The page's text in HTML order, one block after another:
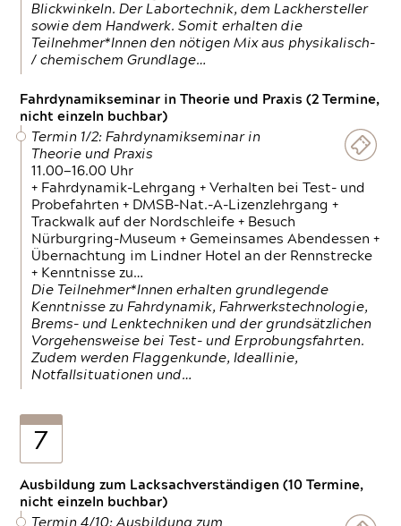
Blickwinkeln. Der Labortechnik, dem Lackhersteller
sowie dem Handwerk. Somit erhalten die
Teilnehmer*Innen den nötigen Mix aus physikalisch-
/ chemischem Grundlage…
Fahrdynamikseminar in Theorie und Praxis (2 Termine,
nicht einzeln buchbar)
Termin 1/2: Fahrdynamikseminar in
Theorie und Praxis
11.00—16.00 Uhr
+ Fahrdynamik-Lehrgang + Verhalten bei Test- und
Probefahrten + DMSB-Nat.-A-Lizenzlehrgang +
Trackwalk auf der Nordschleife + Besuch
Nürburgring-Museum + Gemeinsames Abendessen +
Übernachtung im Lindner Hotel an der Rennstrecke
+ Kenntnisse zu…
Die Teilnehmer*Innen erhalten grundlegende
Kenntnisse zu Fahrdynamik, Fahrwerkstechnologie,
Brems- und Lenktechniken und der grundsätzlichen
Vorgehensweise bei Test- und Erprobungsfahrten.
Zudem werden Flaggenkunde, Ideallinie,
Notfallsituationen und…
7
Ausbildung zum Lacksachverständigen (10 Termine,
nicht einzeln buchbar)
Termin 4/10: Ausbildung zum